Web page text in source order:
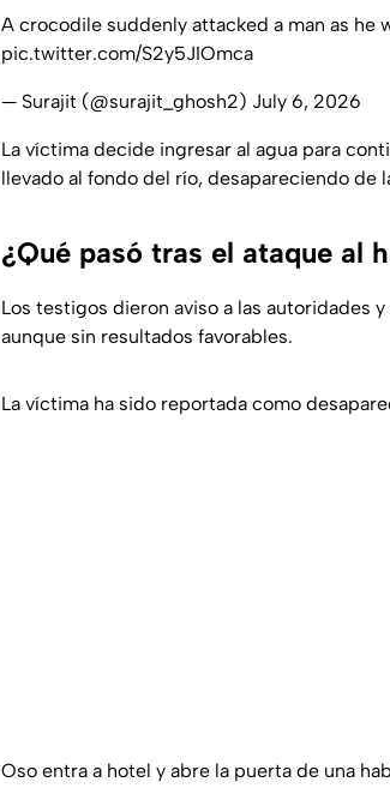
A crocodile suddenly attacked a man as he
pic.twitter.com/S2y5JIOmca
— Surajit (@surajit_ghosh2) July 6, 2026
La víctima decide ingresar al agua para
llevado al fondo del río, desapareciendo de
¿Qué pasó tras el ataque al
Los testigos dieron aviso a las autoridades
aunque sin resultados favorables.
La víctima ha sido reportada como
Oso entra a hotel y abre la puerta de una